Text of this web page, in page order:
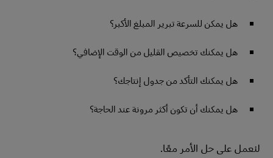
هل يمكن للسرعة تبرير المبلغ الأكبر؟
هل يمكنك تخصيص القليل من الوقت الإضافي؟
هل يمكنك التأكد من جدول إنتاجك؟
هل يمكنك أن تكون أكثر مرونة عند الحاجة؟
لنعمل على حل الأمر معًا.